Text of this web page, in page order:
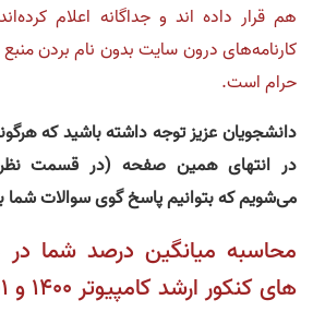
هم قرار داده اند و جداگانه اعلام
کارنامه‌های درون سایت بدون نام بردن
حرام است.
دانشجویان عزیز توجه داشته باشید که
در انتهای همین صفحه (در قسمت
می‌شویم که بتوانیم پاسخ گوی سوالات شما
محاسبه میانگین درصد شما
های کنکور ارشد کامپیوتر 1400 و 1401